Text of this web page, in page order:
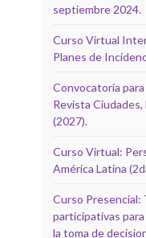
septiembre 2024.
Curso Virtual
Planes de
Convocatoria
Revista
(2027).
Curso Virtual:
América Latina
Curso Presencial:
participativas
la toma de